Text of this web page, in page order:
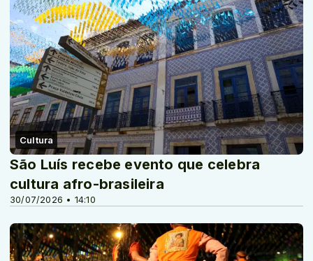
Cultura
30/07/2026 • 14:10
São Luís recebe evento que celebra
cultura afro-brasileira